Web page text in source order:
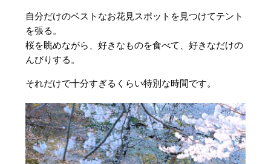
自分だけのベストなお花見スポットを見つけてテント
を張る。
桜を眺めながら、好きなものを食べて、好きなだけの
んびりする。
それだけで十分すぎるくらい特別な時間です。